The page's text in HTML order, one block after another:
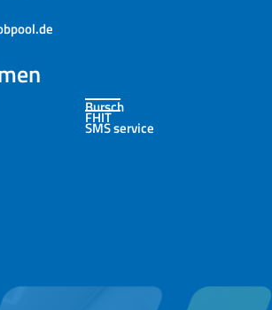
Bursch
FHIT
SMS service